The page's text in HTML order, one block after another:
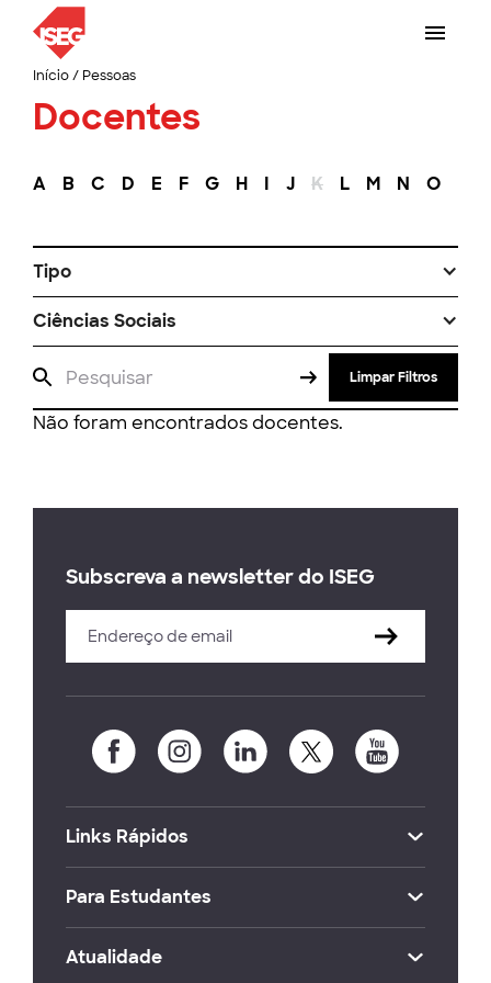
Início/ Pessoas
Docentes
A B C D E F G H I J K L M N O
Tipo
Ciências Sociais
Limpar Filtros
Não foram encontrados docentes.
Subscreva a newsletter do ISEG
Links Rápidos
Para Estudantes
Atualidade